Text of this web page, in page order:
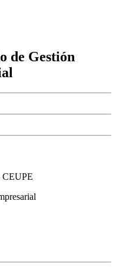
de Gestión
CEUPE